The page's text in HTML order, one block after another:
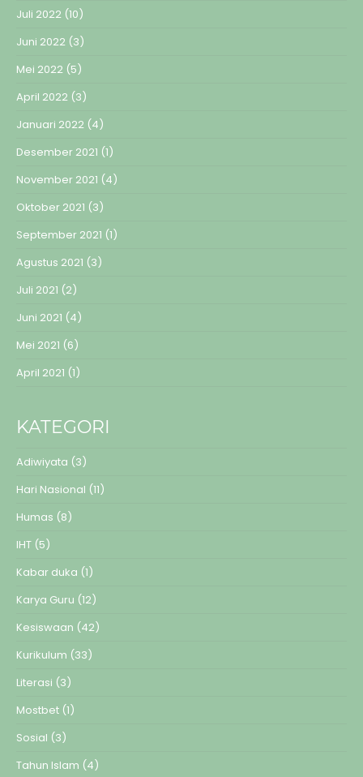
Juli 2022 (10)
Juni 2022 (3)
Mei 2022 (5)
April 2022 (3)
Januari 2022 (4)
Desember 2021 (1)
November 2021 (4)
Oktober 2021 (3)
September 2021 (1)
Agustus 2021 (3)
Juli 2021 (2)
Juni 2021 (4)
Mei 2021 (6)
April 2021 (1)
KATEGORI
Adiwiyata (3)
Hari Nasional (11)
Humas (8)
IHT (5)
Kabar duka (1)
Karya Guru (12)
Kesiswaan (42)
Kurikulum (33)
Literasi (3)
Mostbet (1)
Sosial (3)
Tahun Islam (4)